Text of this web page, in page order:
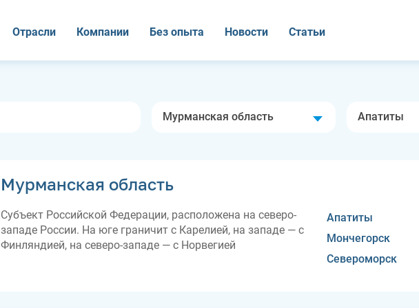
Отрасли Компании Без опыта Новости Статьи
Мурманская область Апатиты
Мурманская область
Субъект Российской Федерации, расположена на северо-
западе России. На юге граничит с Карелией, на западе — с
Финляндией, на северо-западе — с Норвегией
Апатиты
Мончегорск
Североморск